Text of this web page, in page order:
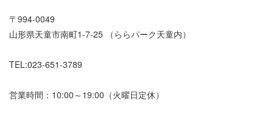
〒994-0049
山形県天童市南町1-7-25 （ららパーク天童内）
TEL:023-651-3789
営業時間：10:00～19:00（火曜日定休）